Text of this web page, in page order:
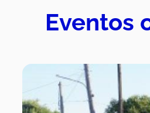
Eventos